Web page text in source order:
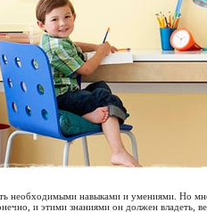
необходимыми навыками и умениями. Но
и этими знаниями он должен владеть,